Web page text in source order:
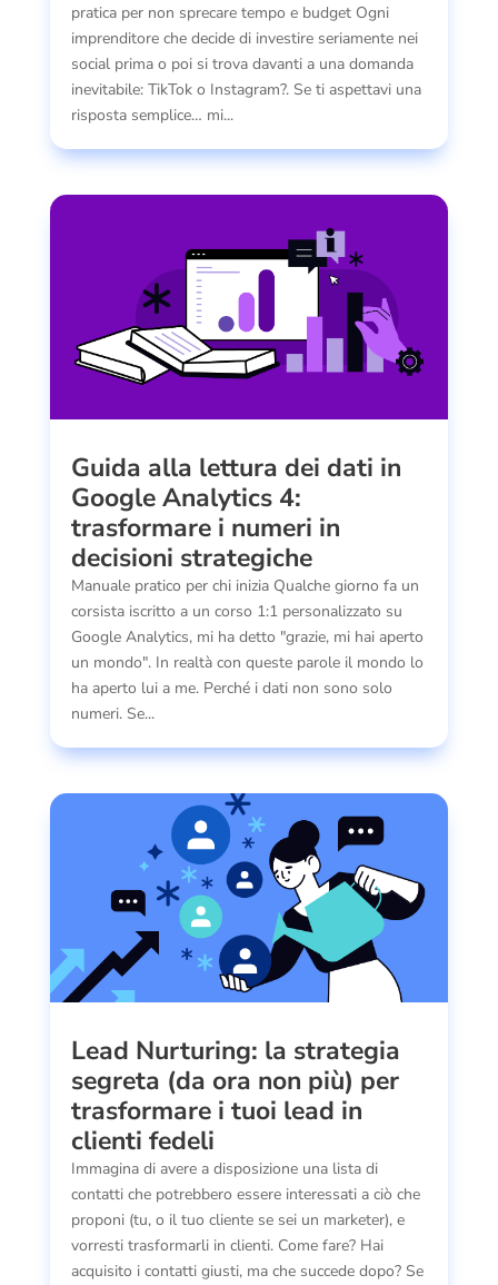
pratica per non sprecare tempo e budget Ogni
imprenditore che decide di investire seriamente nei
social prima o poi si trova davanti a una domanda
inevitabile: TikTok o Instagram?. Se ti aspettavi una
risposta semplice… mi...
Guida alla lettura dei dati in
Google Analytics 4:
trasformare i numeri in
decisioni strategiche
Manuale pratico per chi inizia Qualche giorno fa un
corsista iscritto a un corso 1:1 personalizzato su
Google Analytics, mi ha detto "grazie, mi hai aperto
un mondo". In realtà con queste parole il mondo lo
ha aperto lui a me. Perché i dati non sono solo
numeri. Se...
Lead Nurturing: la strategia
segreta (da ora non più) per
trasformare i tuoi lead in
clienti fedeli
Immagina di avere a disposizione una lista di
contatti che potrebbero essere interessati a ciò che
proponi (tu, o il tuo cliente se sei un marketer), e
vorresti trasformarli in clienti. Come fare? Hai
acquisito i contatti giusti, ma che succede dopo? Se